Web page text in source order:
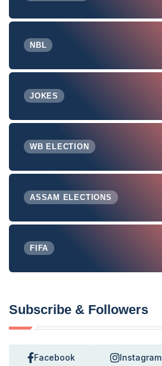
NBL
JOKES
WB ELECTION
ASSAM ELECTIONS
FIFA
Subscribe & Followers
Facebook Instagram